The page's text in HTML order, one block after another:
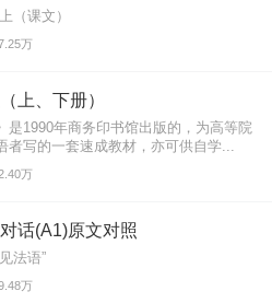
（课文）
万
上、下册）
是1990年商务印书馆出版的，为高等院
者写的一套速成教材，亦可供自学...
万
话(A1)原文对照
法语”
万